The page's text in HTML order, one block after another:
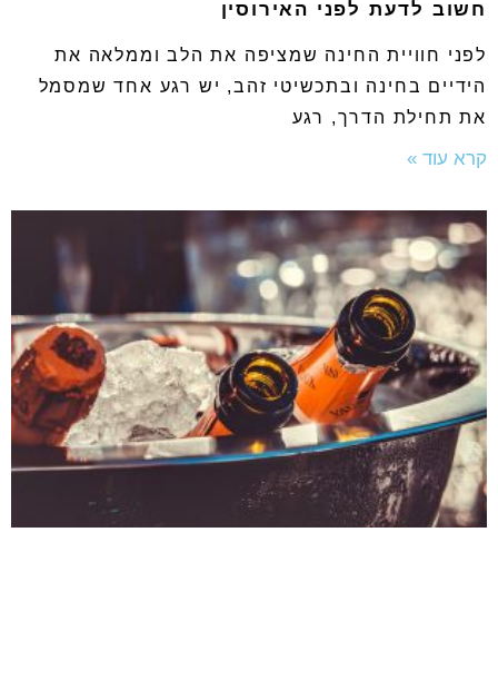
חשוב לדעת לפני האירוסין
לפני חוויית החינה שמציפה את הלב וממלאה את
הידיים בחינה ובתכשיטי זהב, יש רגע אחד שמסמל
את תחילת הדרך, רגע
קרא עוד »